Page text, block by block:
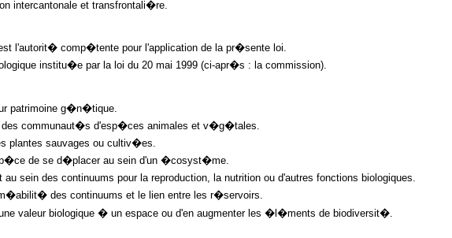
intercantonale et transfrontali�re.
l'autorit� comp�tente pour l'application de la pr�sente loi.
institu�e par la loi du 20 mai 1999 (ci-apr�s : la commission).
patrimoine g�n�tique.
des communaut�s d'esp�ces animales et v�g�tales.
plantes sauvages ou cultiv�es.
de se d�placer au sein d'un �cosyst�me.
sein des continuums pour la reproduction, la nutrition ou d'autres fonctions biologiques.
des continuums et le lien entre les r�servoirs.
valeur biologique � un espace ou d'en augmenter les �l�ments de biodiversit�.